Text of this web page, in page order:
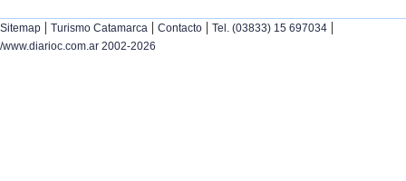
Sitemap | Turismo Catamarca | Contacto | Tel. (03833) 15 697034 |
/www.diarioc.com.ar 2002-2026